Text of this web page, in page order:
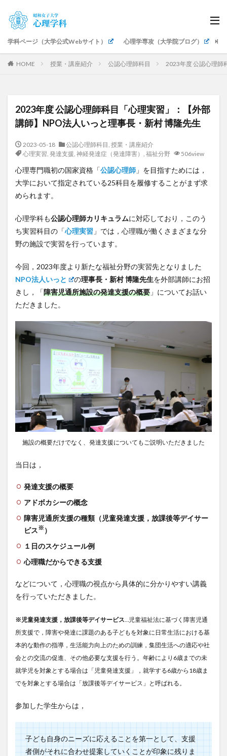
学科ページ（大学公式Webサイト） 心理学専攻（大学院ブログ）
HOME 授業・講座紹介 公認心理師科目 2023年度 公認心理師
2023年度 公認心理師科目「心理実習」：【外部
講師】NPO法人いっと理事長・新村 博隆先生
2023-05-18 公認心理師科目, 授業・講座紹介
心理実習, 発達支援, 神経発達症（発達障害） , 福祉分野 506view
心理専門職初の国家資格「公認心理師 」を目指すためには，
大学において指定されている25科目を履修することがまず求
められます。
心理学科も公認心理師カリキュラムに対応しており，このう
ち実習科目の「心理実習 」では，心理職が働くさまざまな分
野の施設で実習を行っています。
今回，2023年度より新たな福祉分野の実習先となりました
NPO法人いっと
の理事長・新村 博隆先生を外部講師にお招
きし，「障害児通所施設の発達支援の概要 」についてお話い
ただきました。
施設の概要だけでなく、発達支援についてもご説明いただきました
当日は，
発達支援の概要
アドボカシーの概念
障害児通所支援の種類（児童発達支援，放課後等デイサー
ビス※ ）
１日のスケジュール例
心理職だからできる支援
などについて，心理職の視点から具体的に分かりやすい講義
を行っていただきました。
※児童発達支援，放課後等デイサービス …児童福祉法に基づく障害児通
所支援で，障害や発達に課題のある子どもを対象に日常生活における基
本的な動作の指導，生活能力向上のための訓練，集団生活への適応や社
会との交流の促進、その他必要な支援を行う。年齢により6歳までの未
就学児を対象とする場合は「児童発達支援」，就学する6歳から18歳ま
でを対象とする場合は「放課後等デイサービス」と呼ばれる。
参加した学生からは，
子ども自身のニーズに応えることを第一として、支援
者側がそれに合わせ提案していくことが印象に残りま